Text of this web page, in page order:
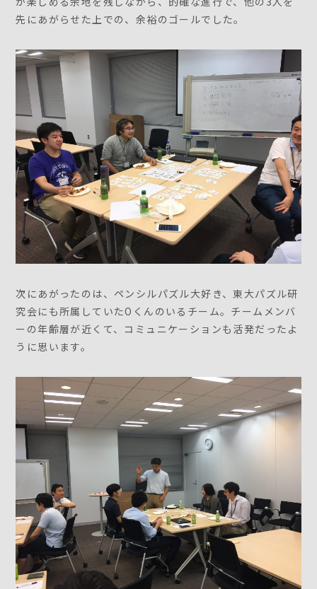
先にあがらせた上での、余裕のゴールでした。
次にあがったのは、ペンシルパズル大好き、東大パズル研
究会にも所属していたOくんのいるチーム。チームメンバ
ーの年齢層が近くて、コミュニケーションも活発だったよ
うに思います。